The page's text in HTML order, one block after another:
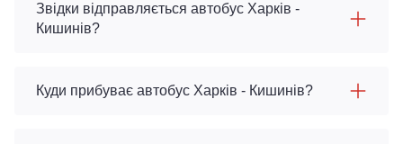
Звідки відправляється автобус Харків -
Кишинів?
Куди прибуває автобус Харків - Кишинів?